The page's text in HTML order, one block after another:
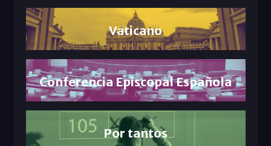
Vaticano
Conferencia Episcopal Española
Por tantos